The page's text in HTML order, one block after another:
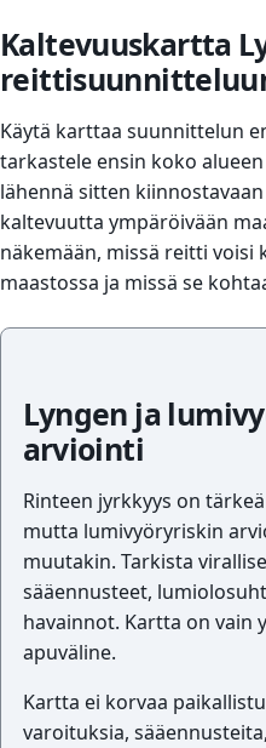
Kaltevuuskartta
Käytä karttaa suunnittelun
tarkastele ensin koko
lähennä sitten
kaltevuutta ympäröivään
näkemään, missä reitti voisi
maastossa ja missä se
Lyngen ja
arviointi
Rinteen jyrkkyys on
mutta lumivyöryriskin
muutakin. Tarkista
sääennusteet,
havainnot. Kartta on vain
apuväline.
Kartta ei korvaa
varoituksia,